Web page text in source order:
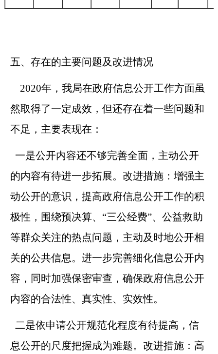
五、存在的主要问题及改进情况
2020年，我局在政府信息公开工作方面虽
然取得了一定成效，但还存在着一些问题和
不足，主要表现在：
一是公开内容还不够完善全面，主动公开
的内容有待进一步拓展。改进措施：增强主
动公开的意识，提高政府信息公开工作的积
极性，围绕预决算、 “三公经费”、公益救助
等群众关注的热点问题，主动及时地公开相
关的公共信息。进一步完善细化信息公开内
容，同时加强保密审查，确保政府信息公开
内容的合法性、真实性、实效性。
二是依申请公开规范化程度有待提高，信
息公开的尺度把握成为难题。改进措施：高